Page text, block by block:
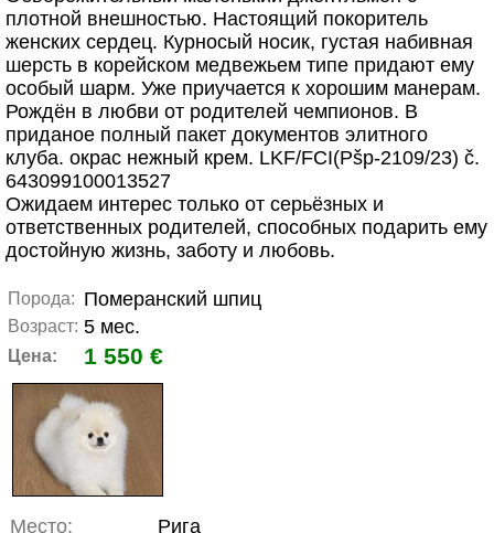
плотной внешностью. Настоящий покоритель
женских сердец. Курносый носик, густая набивная
шерсть в корейском медвежьем типе придают ему
особый шарм. Уже приучается к хорошим манерам.
Рождён в любви от родителей чемпионов. В
приданое полный пакет документов элитного
клуба. окрас нежный крем. LKF/FCI(Pšp-2109/23) č.
643099100013527
Ожидаем интерес только от серьёзных и
ответственных родителей, способных подарить ему
достойную жизнь, заботу и любовь.
Порода: Померанский шпиц
Возраст: 5 мес.
Цена: 1 550 €
Место: Рига